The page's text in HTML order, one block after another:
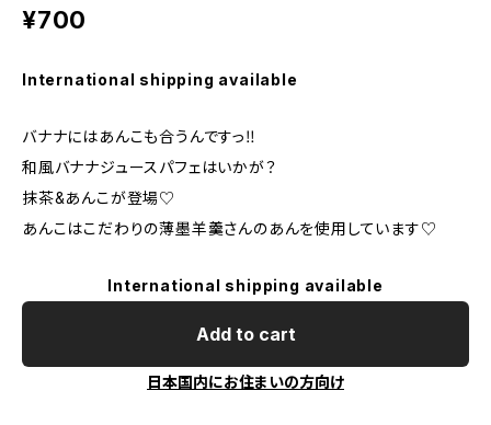
¥700
International shipping available
バナナにはあんこも合うんですっ‼︎
和風バナナジュースパフェはいかが？
抹茶&あんこが登場♡
あんこはこだわりの薄墨羊羹さんのあんを使用しています♡
International shipping available
Add to cart
日本国内にお住まいの方向け